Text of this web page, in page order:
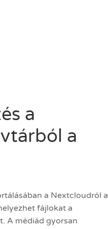
a
a
a Nextcloudról a
fájlokat a
A médiád gyorsan